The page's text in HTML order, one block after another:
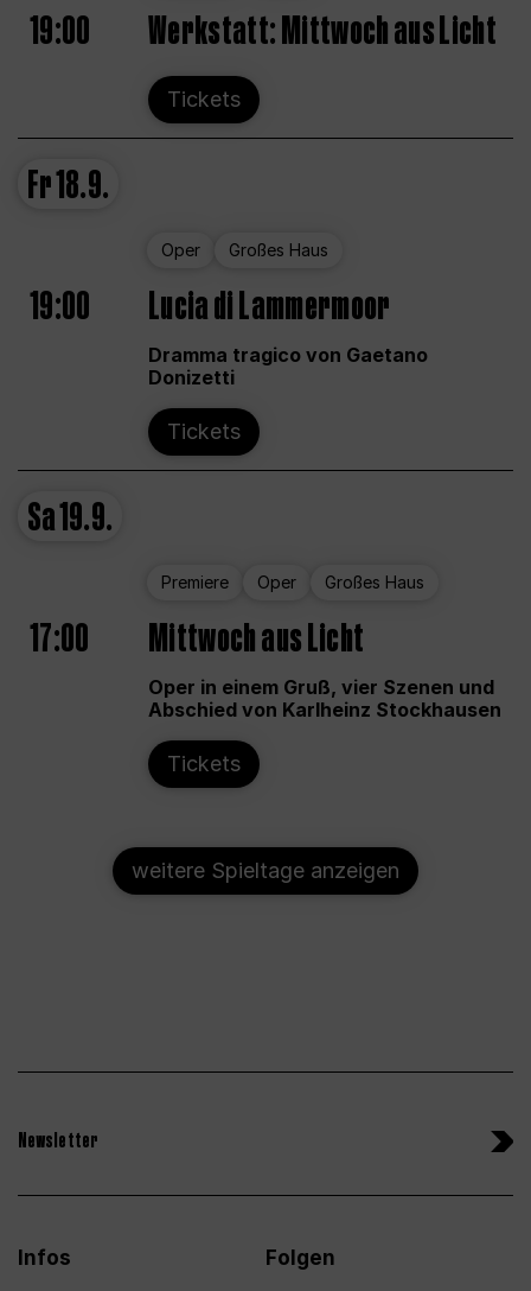
19:00 Werkstatt: Mittwoch aus Licht
Tickets
Fr18.9.
Oper Großes Haus
19:00 Lucia di Lammermoor
Dramma tragico von Gaetano
Donizetti
Tickets
Sa19.9.
Premiere Oper Großes Haus
17:00 Mittwoch aus Licht
Oper in einem Gruß, vier Szenen und
Abschied von Karlheinz Stockhausen
Tickets
weitere Spieltage anzeigen
Newsletter
Infos
Folgen